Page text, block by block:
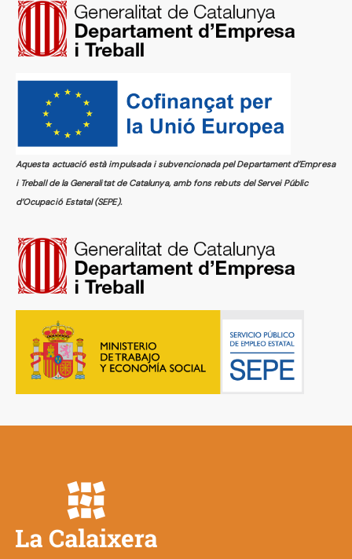
Aquesta actuació està impulsada i subvencionada pel Departament d’Empresa
i Treball de la Generalitat de Catalunya, amb fons rebuts del Servei Públic
d’Ocupació Estatal (SEPE).